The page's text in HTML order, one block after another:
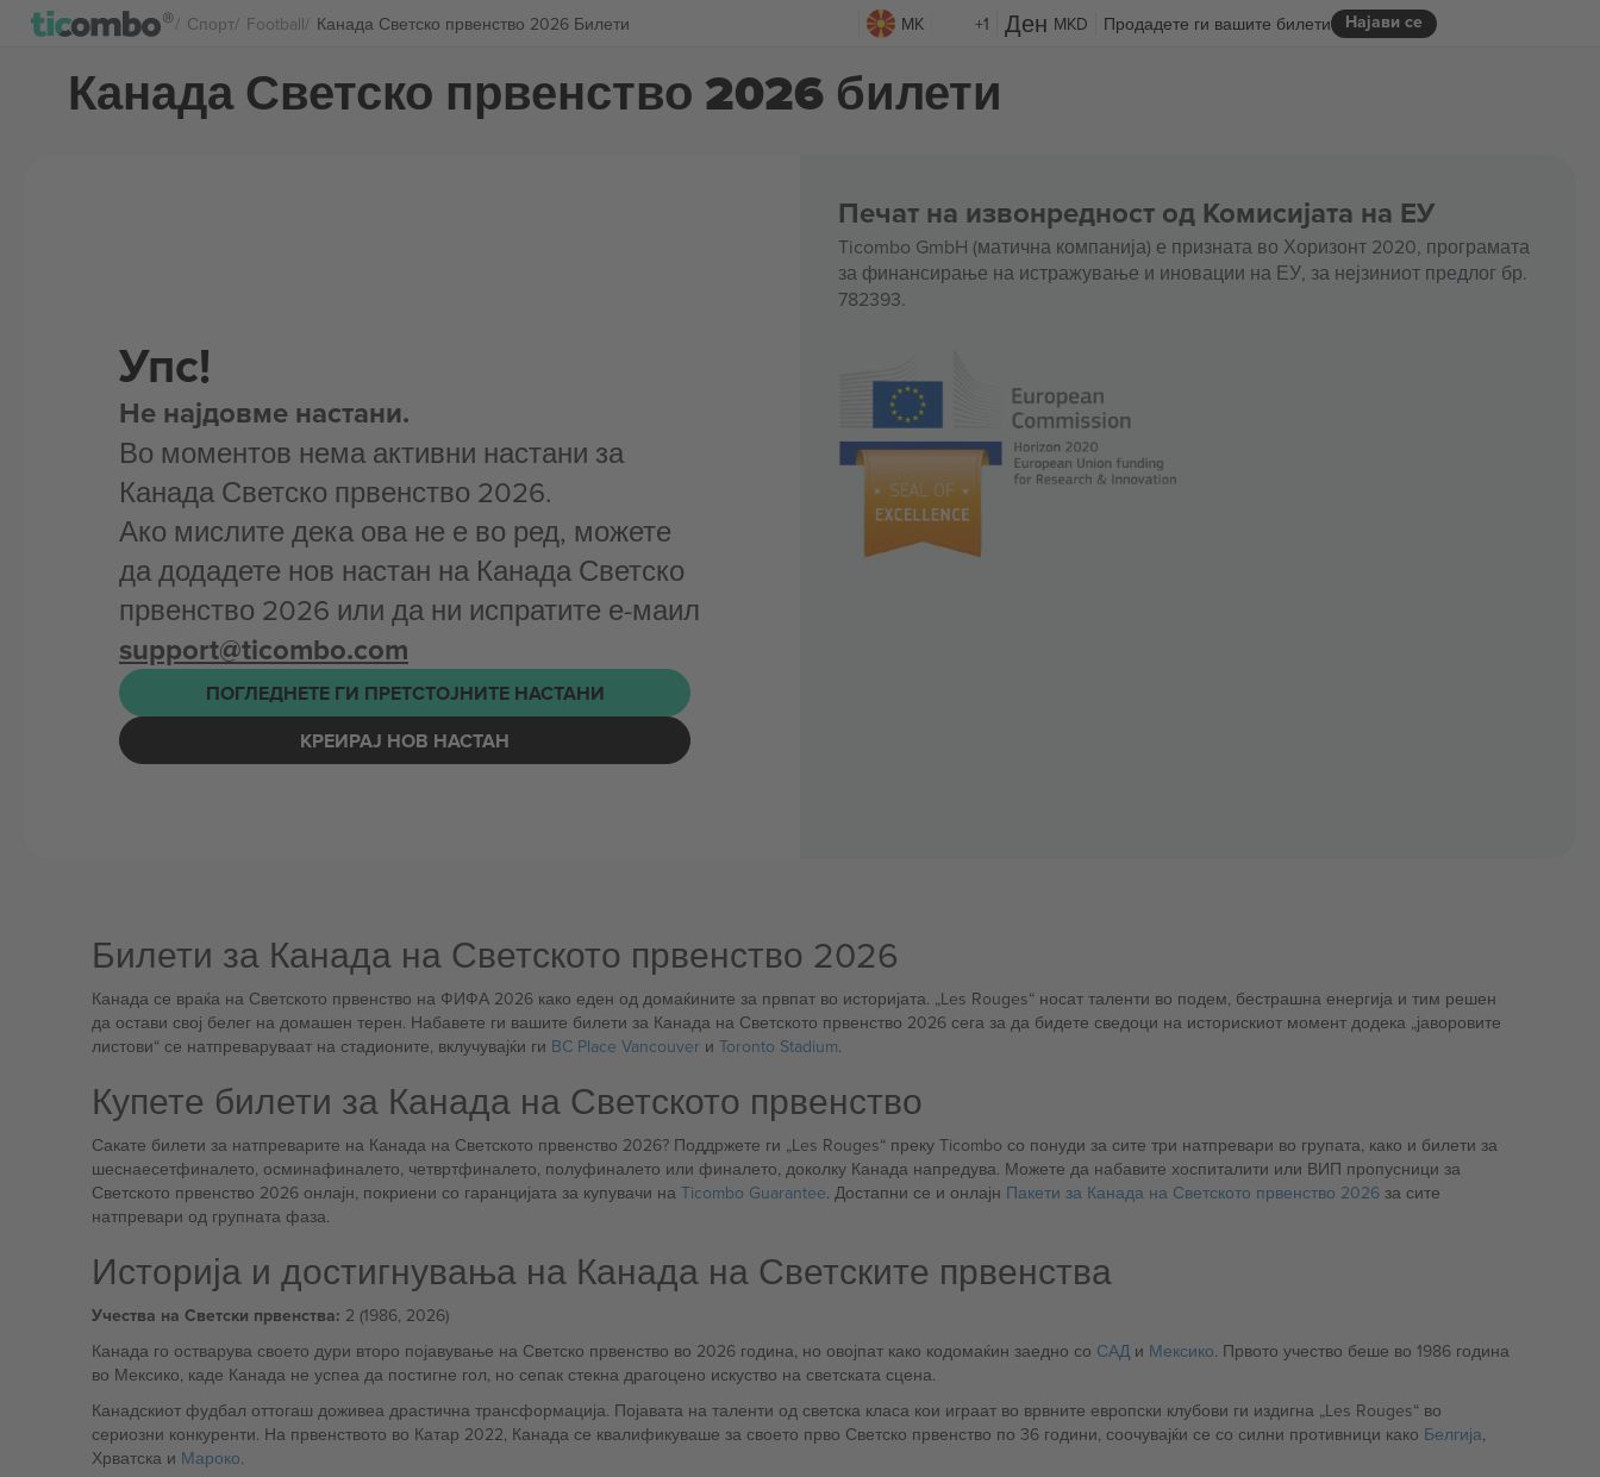
Спорт Football Канада Светско првенство 2026 Билети MK +1 MKD Најави се
Продадете ги вашите билети
Канада Светско првенство 2026 билети
Упс!
Не најдовме настани.
Во моментов нема активни настани за
Канада Светско првенство 2026.
Ако мислите дека ова не е во ред, можете
да додадете нов настан на Канада Светско
првенство 2026 или да ни испратите е-маил
support@ticombo.com
ПОГЛЕДНЕТЕ ГИ ПРЕТСТОЈНИТЕ НАСТАНИ
КРЕИРАЈ НОВ НАСТАН
Печат на извонредност од Комисијата на ЕУ
Ticombo GmbH (матична компанија) е призната во Хоризонт 2020, програмата
за финансирање на истражување и иновации на ЕУ, за нејзиниот предлог бр.
782393.
Билети за Канада на Светското првенство 2026
Канада се враќа на Светското првенство на ФИФА 2026 како еден од домаќините за првпат во историјата. „Les Rouges“ носат таленти во подем, бестрашна енергија и тим решен
да остави свој белег на домашен терен. Набавете ги вашите билети за Канада на Светското првенство 2026 сега за да бидете сведоци на историскиот момент додека „јаворовите
листови“ се натпреваруваат на стадионите, вклучувајќи ги BC Place Vancouver и Toronto Stadium.
Купете билети за Канада на Светското првенство
Сакате билети за натпреварите на Канада на Светското првенство 2026? Поддржете ги „Les Rouges“ преку Ticombo со понуди за сите три натпревари во групата, како и билети за
шеснаесетфиналето, осминафиналето, четвртфиналето, полуфиналето или финалето, доколку Канада напредува. Можете да набавите хоспиталити или ВИП пропусници за
Светското првенство 2026 онлајн, покриени со гаранцијата за купувачи на Ticombo Guarantee. Достапни се и онлајн Пакети за Канада на Светското првенство 2026за сите
натпревари од групната фаза.
Историја и достигнувања на Канада на Светските првенства
Учества на Светски првенства: 2 (1986, 2026)
Канада го остварува своето дури второ појавување на Светско првенство во 2026 година, но овојпат како кодомаќин заедно со САДи Мексико. Првото учество беше во 1986 година
во Мексико, каде Канада не успеа да постигне гол, но сепак стекна драгоцено искуство на светската сцена.
Канадскиот фудбал оттогаш доживеа драстична трансформација. Појавата на таленти од светска класа кои играат во врвните европски клубови ги издигна „Les Rouges“ во
сериозни конкуренти. На првенството во Катар 2022, Канада се квалификуваше за своето прво Светско првенство по 36 години, соочувајќи се со силни противници како Белгија,
Хрватска и Мароко.